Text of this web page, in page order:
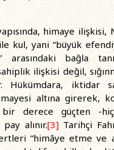
himaye
kul, yani “büyük
arasındaki bağla
ilişkisi değil,
Hükümdara, iktidar
altına girerek,
derece güçten -
alınır.[3]Tarihçi
“himâye etme ve